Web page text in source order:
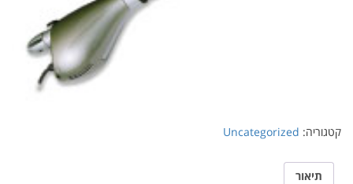
קטגוריה: Uncategorized
תיאור